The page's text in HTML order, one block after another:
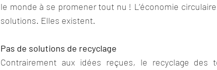
le monde à se promener tout nu ! L’économie
solutions. Elles existent.
Pas de solutions de recyclage
Contrairement aux idées reçues, le recyclage